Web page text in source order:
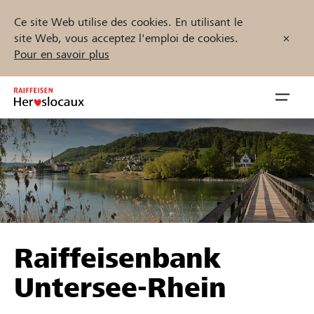
Ce site Web utilise des cookies. En utilisant le
site Web, vous acceptez l'emploi de cookies.
Pour en savoir plus
Inhalt
springen
öffnen
Parrainer
Soutien & assistance
Trouvez des projets et des organisations
Démarrez maintenant
Raiffeisenbank
Untersee-Rhein